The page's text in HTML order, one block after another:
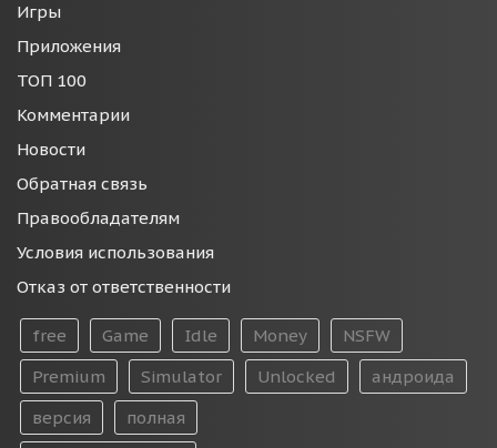
Игры
Приложения
ТОП 100
Комментарии
Новости
Обратная связь
Правообладателям
Условия использования
Отказ от ответственности
free Game Idle Money
NSFW
Premium
Simulator Unlocked
андроида
версия
полная